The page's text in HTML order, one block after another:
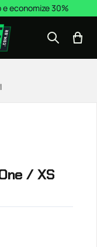
economize 30%
/ XS